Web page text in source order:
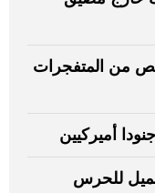
من المتفجرات
أميركيين
للحرس